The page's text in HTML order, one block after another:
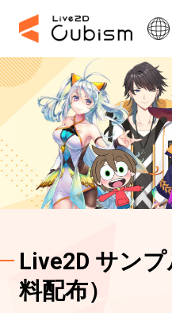
Live2D サン
料配布）